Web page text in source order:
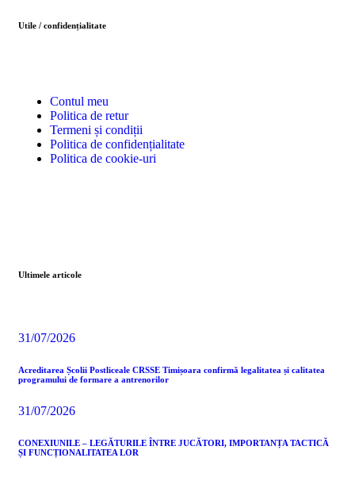
Utile / confidențialitate
Contul meu
Politica de retur
Termeni și condiții
Politica de confidențialitate
Politica de cookie-uri
Ultimele articole
31/07/2026
Acreditarea Școlii Postliceale CRSSE Timișoara confirmă legalitatea și calitatea
programului de formare a antrenorilor
31/07/2026
CONEXIUNILE – LEGĂTURILE ÎNTRE JUCĂTORI, IMPORTANȚA TACTICĂ
ȘI FUNCȚIONALITATEA LOR